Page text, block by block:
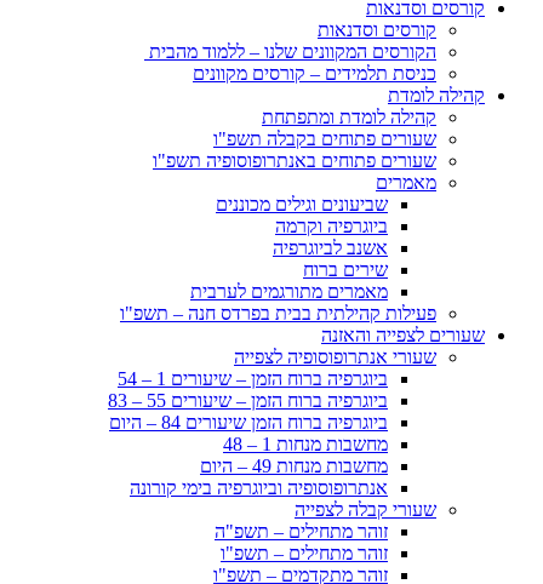
קורסים וסדנאות
קורסים וסדנאות
הקורסים המקוונים שלנו – ללמוד מהבית
כניסת תלמידים – קורסים מקוונים
קהילה לומדת
קהילה לומדת ומתפתחת
שעורים פתוחים בקבלה תשפ"ו
שעורים פתוחים באנתרופוסופיה תשפ"ו
מאמרים
שביעונים וגילים מכוננים
ביוגרפיה וקרמה
אשנב לביוגרפיה
שירים ברוח
מאמרים מתורגמים לערבית
פעילות קהילתית בבית בפרדס חנה – תשפ"ו
שעורים לצפייה והאזנה
שעורי אנתרופוסופיה לצפייה
ביוגרפיה ברוח הזמן – שיעורים 1 – 54
ביוגרפיה ברוח הזמן – שיעורים 55 – 83
ביוגרפיה ברוח הזמן שיעורים 84 – היום
מחשבות מנחות 1 – 48
מחשבות מנחות 49 – היום
אנתרופוסופיה וביוגרפיה בימי קורונה
שעורי קבלה לצפייה
זוהר מתחילים – תשפ"ה
זוהר מתחילים – תשפ"ו
זוהר מתקדמים – תשפ"ו